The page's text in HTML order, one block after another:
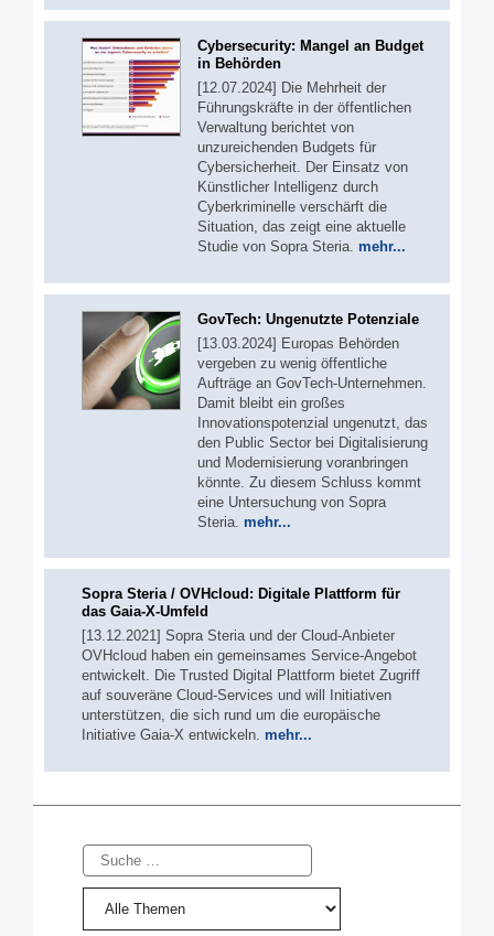
Cybersecurity: Mangel an Budget
in Behörden
[12.07.2024] Die Mehrheit der
Führungskräfte in der öffentlichen
Verwaltung berichtet von
unzureichenden Budgets für
Cybersicherheit. Der Einsatz von
Künstlicher Intelligenz durch
Cyberkriminelle verschärft die
Situation, das zeigt eine aktuelle
Studie von Sopra Steria. mehr...
GovTech: Ungenutzte Potenziale
[13.03.2024] Europas Behörden
vergeben zu wenig öffentliche
Aufträge an GovTech-Unternehmen.
Damit bleibt ein großes
Innovationspotenzial ungenutzt, das
den Public Sector bei Digitalisierung
und Modernisierung voranbringen
könnte. Zu diesem Schluss kommt
eine Untersuchung von Sopra
Steria. mehr...
Sopra Steria / OVHcloud: Digitale Plattform für
das Gaia-X-Umfeld
[13.12.2021] Sopra Steria und der Cloud-Anbieter
OVHcloud haben ein gemeinsames Service-Angebot
entwickelt. Die Trusted Digital Plattform bietet Zugriff
auf souveräne Cloud-Services und will Initiativen
unterstützen, die sich rund um die europäische
Initiative Gaia-X entwickeln. mehr...
Suche